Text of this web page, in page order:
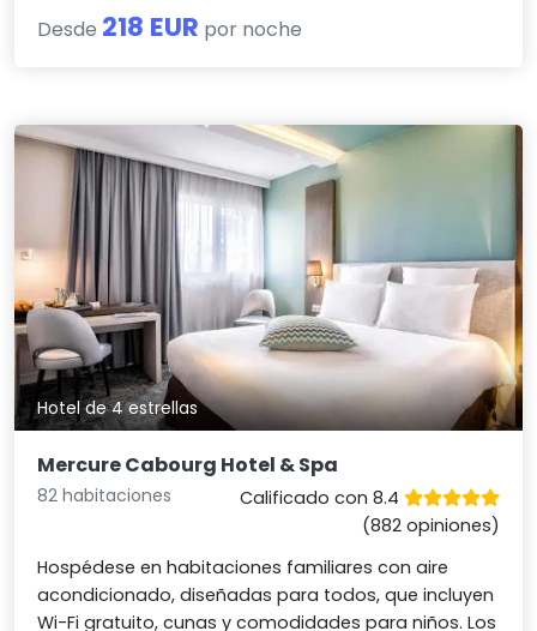
Desde 218 EUR por noche
Hotel de 4 estrellas
Mercure Cabourg Hotel & Spa
82 habitaciones
Calificado con 8.4
(882 opiniones)
Hospédese en habitaciones familiares con aire
acondicionado, diseñadas para todos, que incluyen
Wi-Fi gratuito, cunas y comodidades para niños. Los